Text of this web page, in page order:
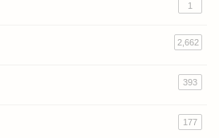
1
2,662
393
177